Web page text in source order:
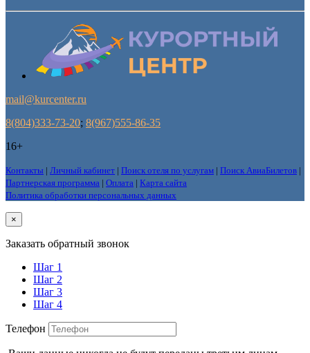
mail@kurcenter.ru
8(804)333-73-20; 8(967)555-86-35
16+
Контакты | Личный кабинет | Поиск отеля по услугам | Поиск АвиаБилетов |
Партнерская программа | Оплата | Карта сайта
Политика обработки персональных данных
×
Заказать обратный звонок
Шаг 1
Шаг 2
Шаг 3
Шаг 4
Телефон